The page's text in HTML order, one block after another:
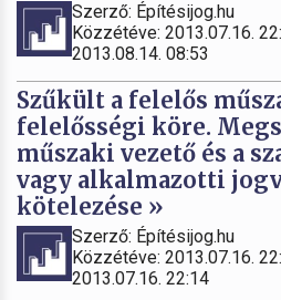
Szerző: Építésijog.hu
Közzétéve: 2013.07.16.
2013.08.14. 08:53
Szűkült a felelős
felelősségi köre.
műszaki vezető és a
vagy alkalmazotti
kötelezése »
Szerző: Építésijog.hu
Közzétéve: 2013.07.16.
2013.07.16. 22:14